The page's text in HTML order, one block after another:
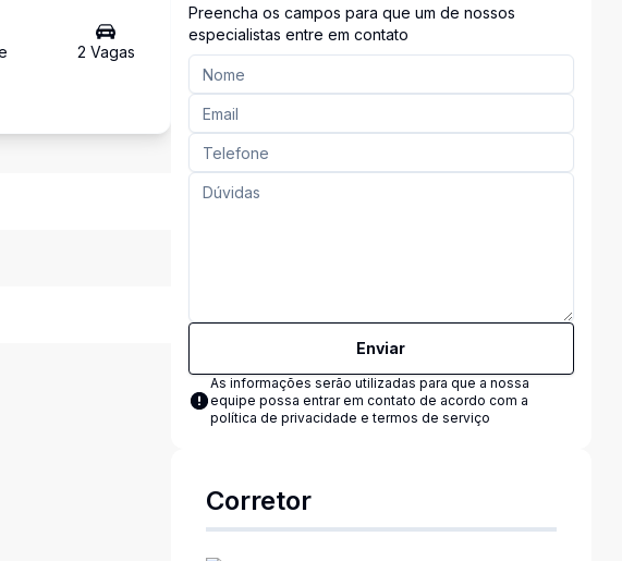
2 Vagas
Preencha os campos para que um de nossos
especialistas entre em contato
Enviar
As informações serão utilizadas para que a nossa
equipe possa entrar em contato de acordo com a
política de privacidade e termos de serviço
Corretor